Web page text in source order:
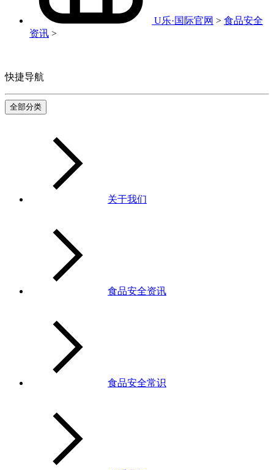
U乐·国际官网 > 食品安全
资讯 >
快捷导航
全部分类
关于我们
食品安全资讯
食品安全常识